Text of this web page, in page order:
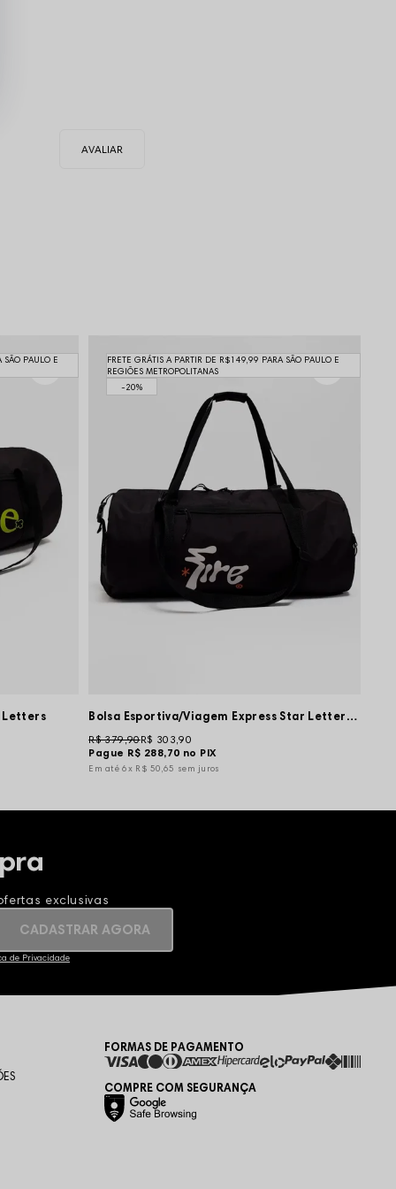
SÃO PAULO E
Letters
20%
FRETE GRÁTIS A PARTIR DE R$149,99 PARA SÃO PAULO E
REGIÕES METROPOLITANAS
Bolsa Esportiva/Viagem Express Star Lettering
Pague R$ 288,70 no PIX
R$ 379,90R$ 303,90
6x R$ 50,65 sem juros
exclusivas
CADASTRAR AGORA
de Privacidade
FORMAS DE PAGAMENTO
COMPRE COM SEGURANÇA